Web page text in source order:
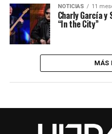
NOTICIAS 11
Charly García
“In the City”
MÁS